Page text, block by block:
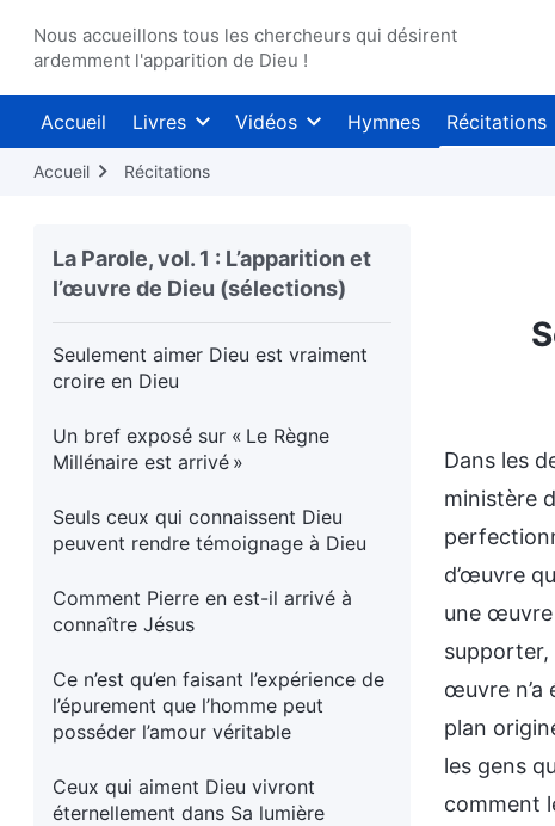
Nous accueillons tous les chercheurs qui désirent
ardemment l'apparition de Dieu !
Accueil Livres Vidéos Hymnes Récitations
Accueil Récitations
La Parole, vol. 1 : L’apparition et
l’œuvre de Dieu (sélections)
absolument à Sa réalité
doivent subir l’épurement
Ceux qui doivent être rendus parfaits
C’est seulement en passant par des
épreuves douloureuses que tu peux
réaliser que Dieu est agréable
Seulement aimer Dieu est vraiment
croire en Dieu
Un bref exposé sur « Le Règne
Millénaire est arrivé »
Seuls ceux qui connaissent Dieu
peuvent rendre témoignage à Dieu
Comment Pierre en est-il arrivé à
connaître Jésus
Ce n’est qu’en faisant l’expérience de
l’épurement que l’homme peut
posséder l’amour véritable
Ceux qui aiment Dieu vivront
éternellement dans Sa lumière
Dans les
ministère
d’œuvre
une œuvre
supporter,
œuvre n’a
plan
les gens
comment